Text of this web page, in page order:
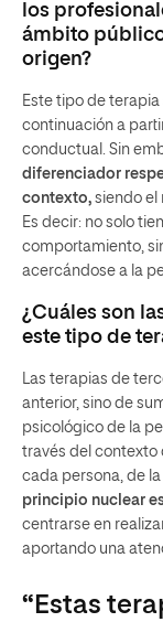
los
ámbito
origen?
Este tipo de
continuación a
conductual. Sin
diferenciador
contexto, siendo el
Es decir: no solo
comportamiento,
acercándose a la
¿Cuáles son
este tipo de
Las terapias de
anterior, sino de
psicológico de la
través del contexto
cada persona, de
principio nuclear
centrarse en
aportando una
“Estas